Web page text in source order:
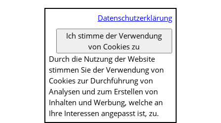
Datenschutzerklärung
Ich stimme der Verwendung
von Cookies zu
Durch die Nutzung der Website
stimmen Sie der Verwendung von
Cookies zur Durch­führung von
Analysen und zum Erstellen von
Inhalten und Werbung, welche an
Ihre Interessen angepasst ist, zu.